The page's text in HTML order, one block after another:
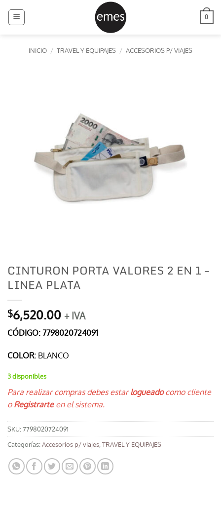
0
INICIO / TRAVEL Y EQUIPAJES / ACCESORIOS P/ VIAJES
CINTURON PORTA VALORES 2 EN 1 –
LINEA PLATA
$6,520.00 + IVA
CÓDIGO: 7798020724091
COLOR: BLANCO
3 disponibles
Para realizar compras debes estarlogueadocomo cliente
oRegistrarteen el sistema.
SKU:7798020724091
Categorías:Accesorios p/ viajes TRAVEL Y EQUIPAJES